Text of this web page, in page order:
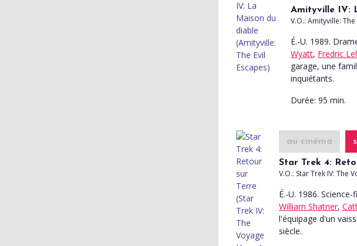
Amityville IV:
V.O.: Amityville: The
É.-U. 1989.
Wyatt, Fredric
garage, une
inquiétants.
Durée: 95 min.
au cinéma
Star Trek 4:
V.O.: Star Trek IV: The
É.-U. 1986. Science-
William Shatner,
l'équipage d'un
siècle.